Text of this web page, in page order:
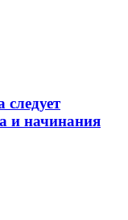
следует
и начинания